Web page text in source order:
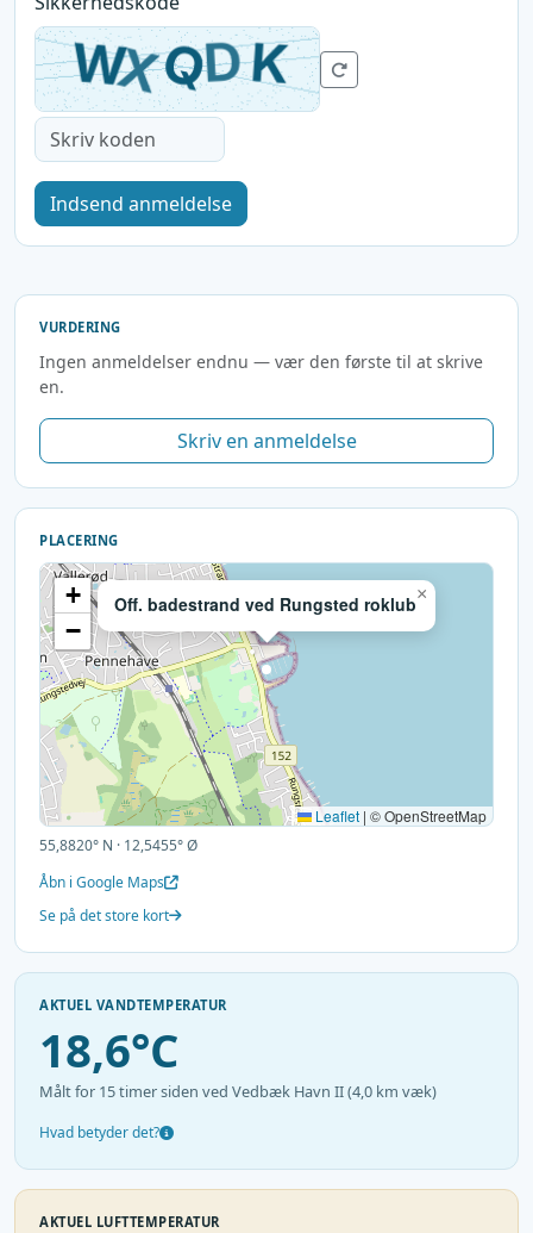
Indsend anmeldelse
VURDERING
Ingen anmeldelser endnu — vær den første til at skrive
en.
Skriv en anmeldelse
PLACERING
Off. badestrand ved Rungsted roklub×
+
−
Leaflet | © OpenStreetMap
55,8820° N · 12,5455° Ø
Åbn i Google Maps
Se på det store kort
AKTUEL VANDTEMPERATUR
18,6°C
Målt for 15 timer siden ved Vedbæk Havn II (4,0 km væk)
Hvad betyder det?
AKTUEL LUFTTEMPERATUR